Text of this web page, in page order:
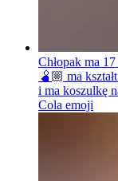
Chłopak ma
🫄🏼 ma
i ma koszulkę
Cola emoji